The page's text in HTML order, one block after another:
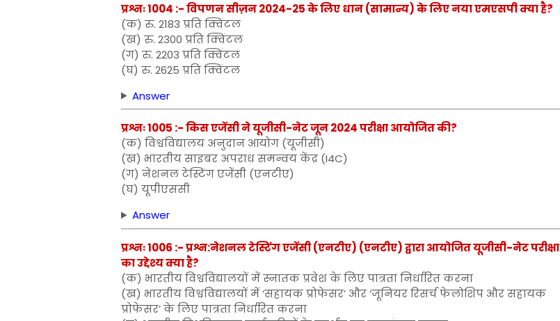
प्रश्नः 1004 :- विपणन सीज़न 2024-25 के लिए धान (सामान्य) के लिए नया एमएसपी क्या है?
(क) रु. 2183 प्रति क्विंटल
(ख) रु. 2300 प्रति क्विंटल
(ग) रु. 2203 प्रति क्विंटल
(घ) रु. 2625 प्रति क्विंटल
Answer
प्रश्नः 1005 :- किस एजेंसी ने यूजीसी-नेट जून 2024 परीक्षा आयोजित की?
(क) विश्वविद्यालय अनुदान आयोग (यूजीसी)
(ख) भारतीय साइबर अपराध समन्वय केंद्र (I4C)
(ग) नेशनल टेस्टिंग एजेंसी (एनटीए)
(घ) यूपीएससी
Answer
प्रश्नः 1006 :- प्रश्न:नेशनल टेस्टिंग एजेंसी (एनटीए) (एनटीए) द्वारा आयोजित यूजीसी-नेट परीक्षा
का उद्देश्य क्या है?
(क) भारतीय विश्वविद्यालयों में स्नातक प्रवेश के लिए पात्रता निर्धारित करना
(ख) भारतीय विश्वविद्यालयों में ‘सहायक प्रोफेसर’ और ‘जूनियर रिसर्च फेलोशिप और सहायक
प्रोफेसर’ के लिए पात्रता निर्धारित करना